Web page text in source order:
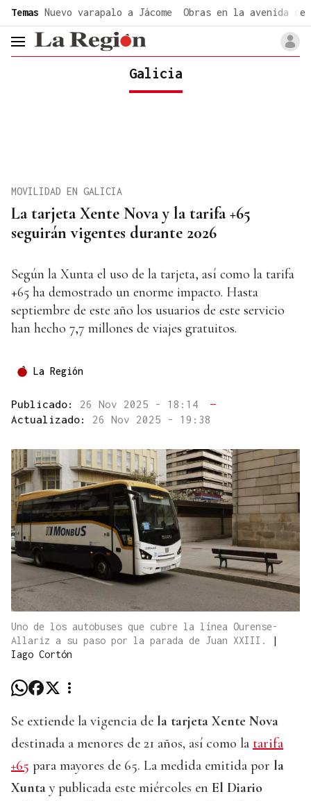
Temas Nuevo varapalo a Jácome Obras en la avenida de
header.menu.open
Galicia
La tarjeta Xente Nova y la tarifa +65
seguirán vigentes durante 2026
MOVILIDAD EN GALICIA
Según la Xunta el uso de la tarjeta, así como la tarifa
+65 ha demostrado un enorme impacto. Hasta
septiembre de este año los usuarios de este servicio
han hecho 7,7 millones de viajes gratuitos.
La Región
Publicado: 26 Nov 2025 - 18:14
—
Actualizado: 26 Nov 2025 - 19:38
Uno de los autobuses que cubre la línea Ourense-
Allariz a su paso por la parada de Juan XXIII.
|
Iago Cortón
Se extiende la vigencia de la tarjeta Xente Nova
destinada a menores de 21 años, así como la tarifa
+65 para mayores de 65. La medida emitida por la
Xunta y publicada este miércoles en El Diario